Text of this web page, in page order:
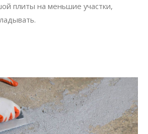
плиты на меньшие участки,